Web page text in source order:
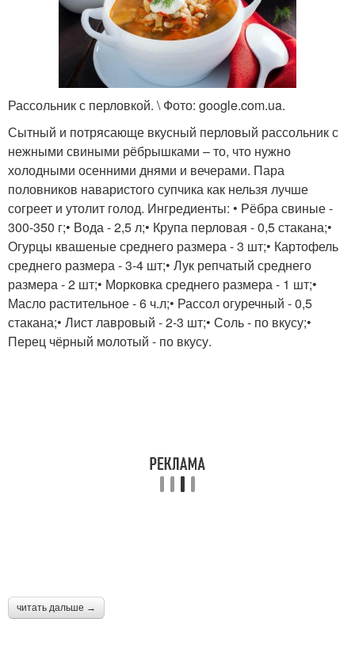
Рассольник с рисом
Рассольник с
копченными
ребрышками
Рассольник из свиных
ребрышек
Рассольник на свином
бульоне
Рассольник из свиной
рульки
Рассольник с перловкой. \ Фото: google.com.ua.
Сытный и потрясающе вкусный перловый рассольник с
нежными свиными рёбрышками – то, что нужно
холодными осенними днями и вечерами. Пара
половников наваристого супчика как нельзя лучше
согреет и утолит голод. Ингредиенты: • Рёбра свиные -
300-350 г;• Вода - 2,5 л;• Крупа перловая - 0,5 стакана;•
Огурцы квашеные среднего размера - 3 шт;• Картофель
среднего размера - 3-4 шт;• Лук репчатый среднего
размера - 2 шт;• Морковка среднего размера - 1 шт;•
Масло растительное - 6 ч.л;• Рассол огуречный - 0,5
стакана;• Лист лавровый - 2-3 шт;• Соль - по вкусу;•
Перец чёрный молотый - по вкусу.
читать дальше →